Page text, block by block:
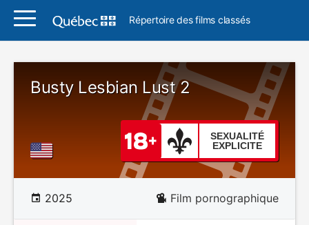
Répertoire des films classés
Busty Lesbian Lust 2
SEXUALITÉ
EXPLICITE
2025 Film pornographique